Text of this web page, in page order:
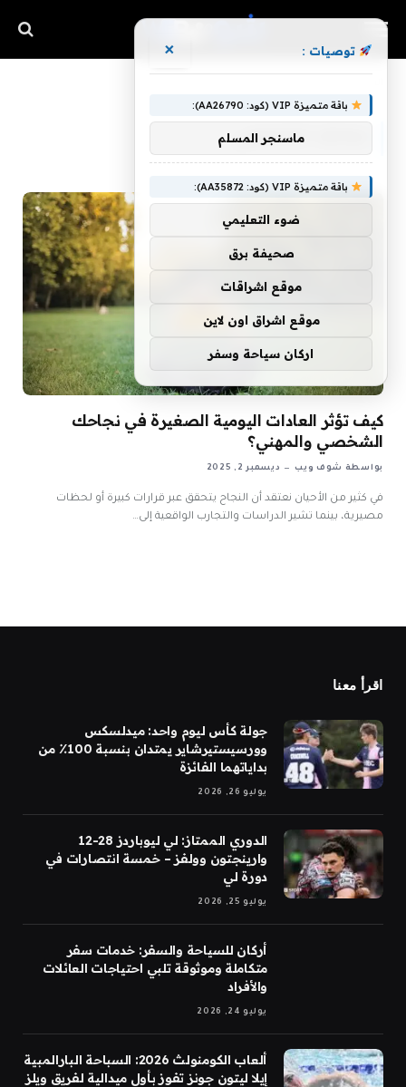
نجاحك الشخصي
كيف تؤثر العادات اليومية الصغيرة في نجاحك
الشخصي والمهني؟
بواسطة شوف ويب ديسمبر 2, 2025
في كثير من الأحيان نعتقد أن النجاح يتحقق عبر قرارات كبيرة أو لحظات
مصيرية، بينما تشير الدراسات والتجارب الواقعية إلى…
اقرأ معنا
جولة كأس ليوم واحد: ميدلسكس
وورسيستيرشاير يمتدان بنسبة 100٪ من
بداياتهما الفائزة
يوليو 26, 2026
الدوري الممتاز: لي ليوباردز 28-12
وارينجتون وولفز – خمسة انتصارات في
دورة لي
يوليو 25, 2026
أركان للسياحة والسفر: خدمات سفر
متكاملة وموثوقة تلبي احتياجات العائلات
والأفراد
يوليو 24, 2026
ألعاب الكومنولث 2026: السباحة البارالمبية
إيلا ليتون جونز تفوز بأول ميدالية لفريق ويلز
توصيات : ×
باقة متميزة VIP (كود: AA26790):
ماسنجر المسلم
باقة متميزة VIP (كود: AA35872):
ضوء التعليمي
صحيفة برق
موقع اشراقات
موقع اشراق اون لاين
اركان سياحة وسفر